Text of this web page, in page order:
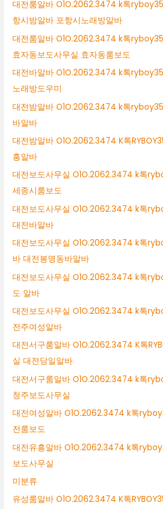
대전룸알바 O1O.2062.3474 k톡
항시밤알바 포항시노래방알바
대전룸알바 O1O.2062.3474 k톡
효자동보도사무실 효자동룸보도
대전바알바 O1O.2062.3474 k톡
노래방도우미
대전밤알바 O1O.2062.3474 k톡
바알바
대전밤알바 O1O.2062.3474 K톡
흥알바
대전보도사무실 O1O.2062.3474 k톡
세종시룸보도
대전보도사무실 O1O.2062.3474 k톡
대전바알바
대전보도사무실 O1O.2062.3474 k톡
바 대전봉명동바알바
대전보도사무실 O1O.2062.3474 k톡
도 알바
대전보도사무실 O1O.2062.3474 k톡
전주여성알바
대전서구룸알바 O1O.2062.3474 K톡
실 대전당일알바
대전서구룸알바 O1O.2062.3474 k톡
청주보도사무실
대전여성알바 O1O.2062.3474 k톡
전룸보도
대전유흥알바 O1O.2062.3474 k톡
보도사무실
미분류
유성룸알바 O1O.2062.3474 K톡